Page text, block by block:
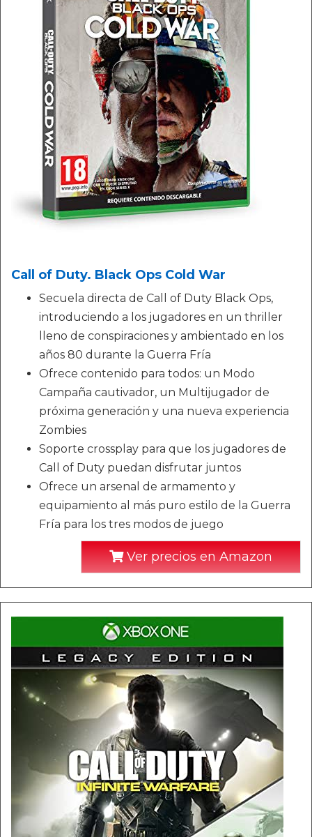
Call of Duty. Black Ops Cold War
Secuela directa de Call of Duty Black Ops,
introduciendo a los jugadores en un thriller
lleno de conspiraciones y ambientado en los
años 80 durante la Guerra Fría
Ofrece contenido para todos: un Modo
Campaña cautivador, un Multijugador de
próxima generación y una nueva experiencia
Zombies
Soporte crossplay para que los jugadores de
Call of Duty puedan disfrutar juntos
Ofrece un arsenal de armamento y
equipamiento al más puro estilo de la Guerra
Fría para los tres modos de juego
Ver precios en Amazon